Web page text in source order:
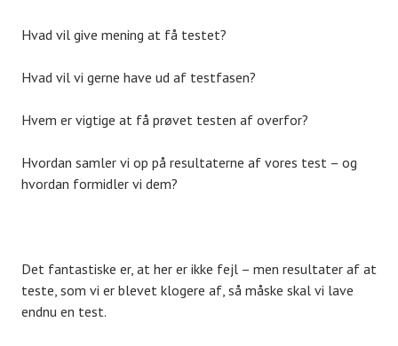
Hvad vil give mening at få testet?
Hvad vil vi gerne have ud af testfasen?
Hvem er vigtige at få prøvet testen af overfor?
Hvordan samler vi op på resultaterne af vores test – og
hvordan formidler vi dem?
Det fantastiske er, at her er ikke fejl – men resultater af at
teste, som vi er blevet klogere af, så måske skal vi lave
endnu en test.